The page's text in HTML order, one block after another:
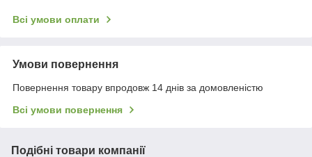
Всі умови оплати
Умови повернення
Повернення товару впродовж 14 днів за домовленістю
Всі умови повернення
Подібні товари компанії